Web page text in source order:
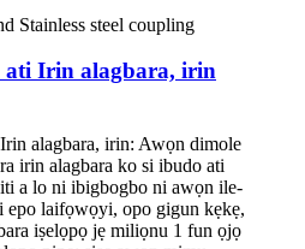
ati Irin alagbara, irin
alagbara, irin: Awọn dimole
irin alagbara ko si ibudo ati
a lo ni ibigbogbo ni awọn ile-
epo laifọwọyi, opo gigun kẹkẹ,
iṣelọpọ jẹ miliọnu 1 fun ọjọ